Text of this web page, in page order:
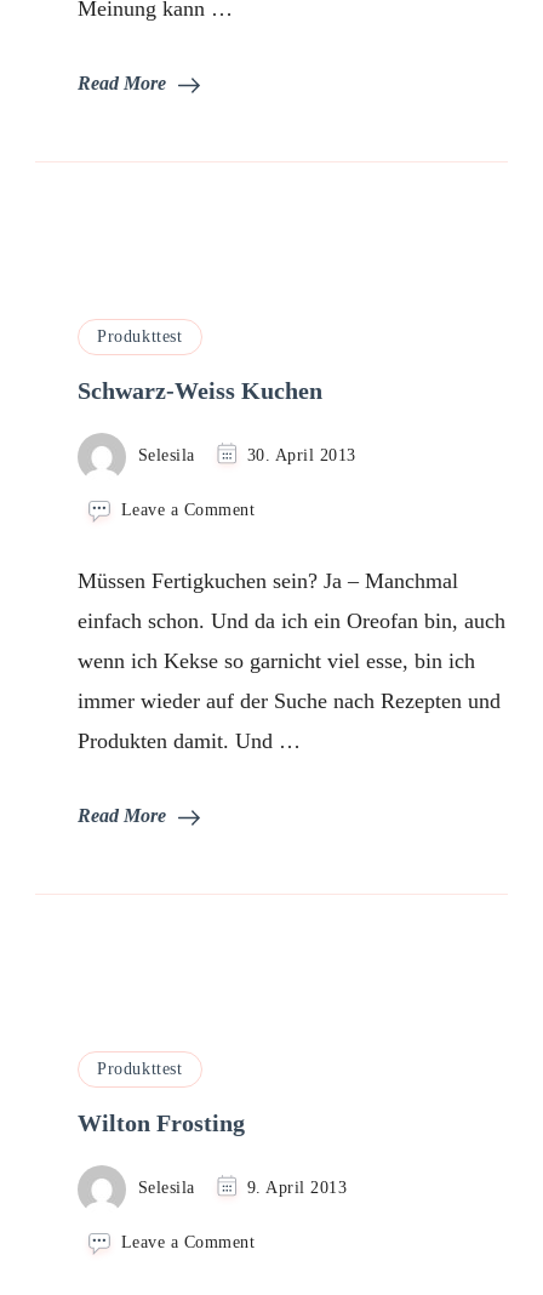
Meinung kann …
Read More
Produkttest
Schwarz-Weiss Kuchen
Selesila 30. April 2013
Leave a Commenton
Kuchen
Müssen Fertigkuchen sein? Ja – Manchmal
einfach schon. Und da ich ein Oreofan bin, auch
wenn ich Kekse so garnicht viel esse, bin ich
immer wieder auf der Suche nach Rezepten und
Produkten damit. Und …
Read More
Produkttest
Wilton Frosting
Selesila 9. April 2013
Leave a Commenton